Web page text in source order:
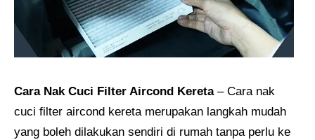
Cara Nak Cuci Filter Aircond Kereta– Cara nak
cuci filter aircond kereta merupakan langkah mudah
yang boleh dilakukan sendiri di rumah tanpa perlu ke